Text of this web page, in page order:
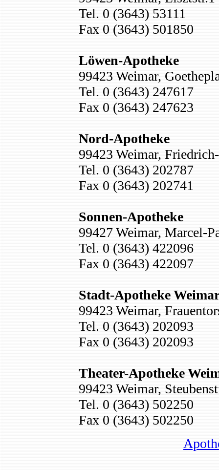
Tel. 0 (3643) 53111
Fax 0 (3643) 501850
Löwen-Apotheke
99423 Weimar,
Tel. 0 (3643) 247617
Fax 0 (3643) 247623
Nord-Apotheke
99423 Weimar,
Tel. 0 (3643) 202787
Fax 0 (3643) 202741
Sonnen-Apotheke
99427 Weimar, Marcel-
Tel. 0 (3643) 422096
Fax 0 (3643) 422097
Stadt-Apotheke
99423 Weimar,
Tel. 0 (3643) 202093
Fax 0 (3643) 202093
Theater-Apotheke
99423 Weimar,
Tel. 0 (3643) 502250
Fax 0 (3643) 502250